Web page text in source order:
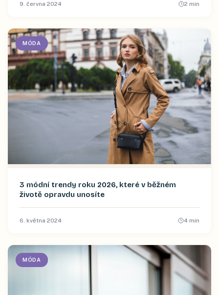
9. června 2024 2 min
MÓDA
3 módní trendy roku 2026, které v běžném
životě opravdu unosíte
6. května 2024 4 min
MÓDA